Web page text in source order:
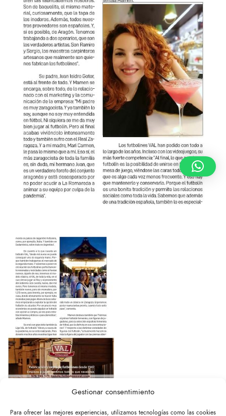
Gestionar consentimiento
Para ofrecer las mejores experiencias, utilizamos tecnologías como las cookies